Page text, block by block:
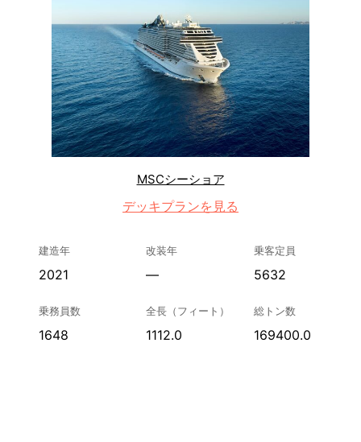
MSCシーショア
デッキプランを見る
建造年
2021
改装年
—
乗客定員
5632
乗務員数
1648
全長（フィート）
1112.0
総トン数
169400.0